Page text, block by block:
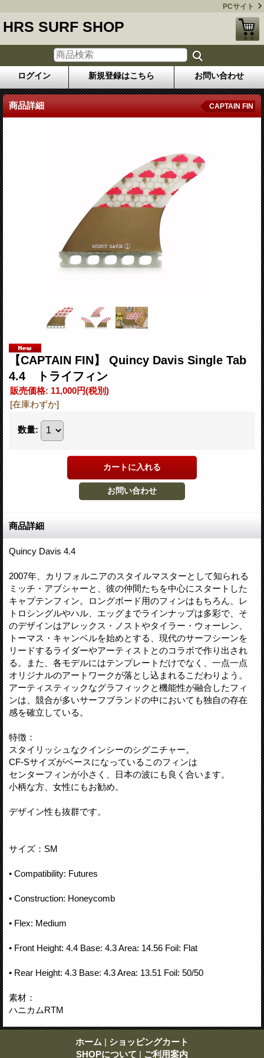
PCサイト
HRS SURF SHOP
ログイン 新規登録はこちら お問い合わせ
商品詳細 CAPTAIN FIN
【CAPTAIN FIN】 Quincy Davis Single Tab
4.4 トライフィン
販売価格: 11,000円(税別)
[在庫わずか]
数量:
商品詳細
Quincy Davis 4.4
2007年、カリフォルニアのスタイルマスターとして知られる
ミッチ・アブシャーと、彼の仲間たちを中心にスタートした
キャプテンフィン。ロングボード用のフィンはもちろん、レ
トロシングルやハル、エッグまでラインナップは多彩で、そ
のデザインはアレックス・ノストやタイラー・ウォーレン、
トーマス・キャンベルを始めとする、現代のサーフシーンを
リードするライダーやアーティストとのコラボで作り出され
る。また、各モデルにはテンプレートだけでなく、一点一点
オリジナルのアートワークが落とし込まれるこだわりよう。
アーティスティックなグラフィックと機能性が融合したフィ
ンは、競合が多いサーフブランドの中においても独自の存在
感を確立している。
特徴：
スタイリッシュなクインシーのシグニチャー。
CF-Sサイズがベースになっているこのフィンは
センターフィンが小さく、日本の波にも良く合います。
小柄な方、女性にもお勧め。
デザイン性も抜群です。
サイズ：SM
• Compatibility: Futures
• Construction: Honeycomb
• Flex: Medium
• Front Height: 4.4 Base: 4.3 Area: 14.56 Foil: Flat
• Rear Height: 4.3 Base: 4.3 Area: 13.51 Foil: 50/50
素材：
ハニカムRTM
ホーム | ショッピングカート
SHOPについて | ご利用案内